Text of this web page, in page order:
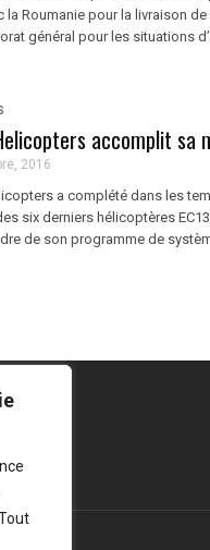
la Roumanie pour la livraison
général pour les situations
accomplit sa
2016
a complété dans les
six derniers hélicoptères
de son programme de